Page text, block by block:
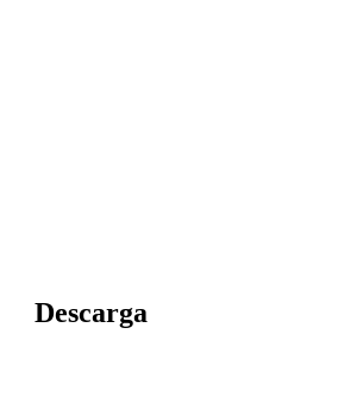
Descarga